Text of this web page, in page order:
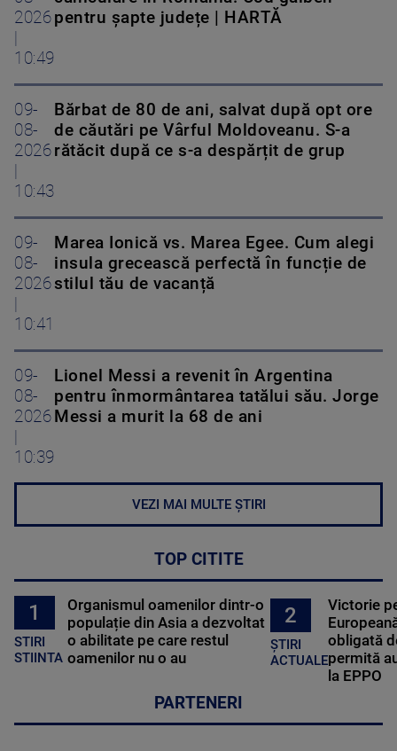
2026
10:49
pentru șapte județe | HARTĂ
09-
08-
2026
10:43
Bărbat de 80 de ani, salvat după opt ore
de căutări pe Vârful Moldoveanu. S-a
rătăcit după ce s-a despărțit de grup
09-
08-
2026
10:41
Marea Ionică vs. Marea Egee. Cum alegi
insula grecească perfectă în funcție de
stilul tău de vacanță
09-
08-
2026
10:39
Lionel Messi a revenit în Argentina
pentru înmormântarea tatălui său. Jorge
Messi a murit la 68 de ani
VEZI MAI MULTE ȘTIRI
TOP CITITE
1
STIRI
STIINTA
Organismul oamenilor dintr-o
populație din Asia a dezvoltat
o abilitate pe care restul
oamenilor nu o au
2
ȘTIRI
ACTUALE
Victorie
obligată
permită
la EPPO
PARTENERI